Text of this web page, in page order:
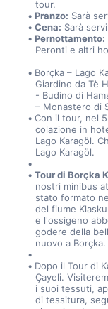
tour.
Pranzo: Sarà
Cena: Sarà
Pernottamento:
Peronti e altri
Borçka – Lago
Giardino da Tè
- Budino di
– Monastero di
Con il tour, nel
colazione in
Lago Karagöl.
Lago Karagöl.
Tour di Borçka
nostri minibus
stato formato
del fiume
e l'ossigeno
godere della
nuovo a Borçka.
Dopo il Tour di
Çayeli.
i suoi tessuti,
di tessitura,